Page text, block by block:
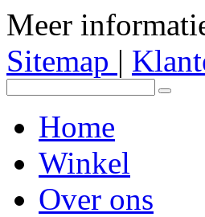
Meer
Sitemap |
Home
Winkel
Over ons